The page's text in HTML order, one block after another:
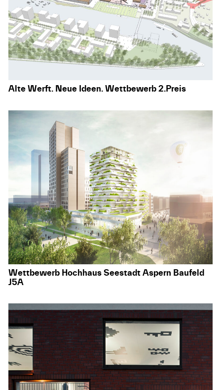
Alte Werft. Neue Ideen. Wettbewerb 2.Preis
Wettbewerb Hochhaus Seestadt Aspern Baufeld
J5A